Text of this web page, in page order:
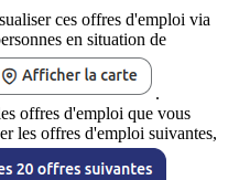
ces offres d'emploi via
en situation de
.
offres d'emploi que vous
les offres d'emploi suivantes,